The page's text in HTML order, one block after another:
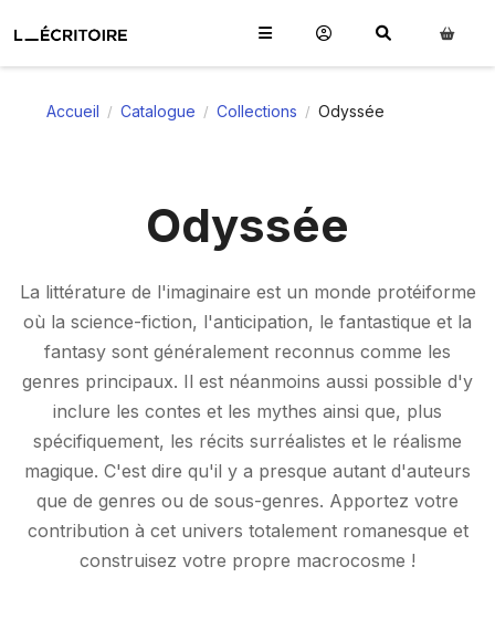
Accueil / Catalogue / Collections / Odyssée
Odyssée
La littérature de l'imaginaire est un monde protéiforme
où la science-fiction, l'anticipation, le fantastique et la
fantasy sont généralement reconnus comme les
genres principaux. Il est néanmoins aussi possible d'y
inclure les contes et les mythes ainsi que, plus
spécifiquement, les récits surréalistes et le réalisme
magique. C'est dire qu'il y a presque autant d'auteurs
que de genres ou de sous-genres. Apportez votre
contribution à cet univers totalement romanesque et
construisez votre propre macrocosme !